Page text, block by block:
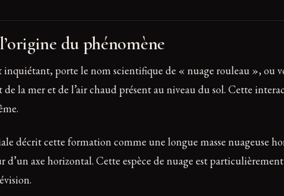
du phénomène
porte le nom scientifique de « nuage rouleau », ou
la mer et de l’air chaud présent au niveau du sol. Cette
décrit cette formation comme une longue masse nuageuse
d’un axe horizontal. Cette espèce de nuage est